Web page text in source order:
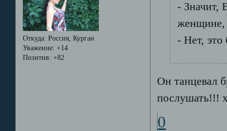
Откуда: Россия, Курган
Уважение: +14
Позитив: +82
- Значит,
женщине,
- Нет,
Он танцевал
послушать!!!
0